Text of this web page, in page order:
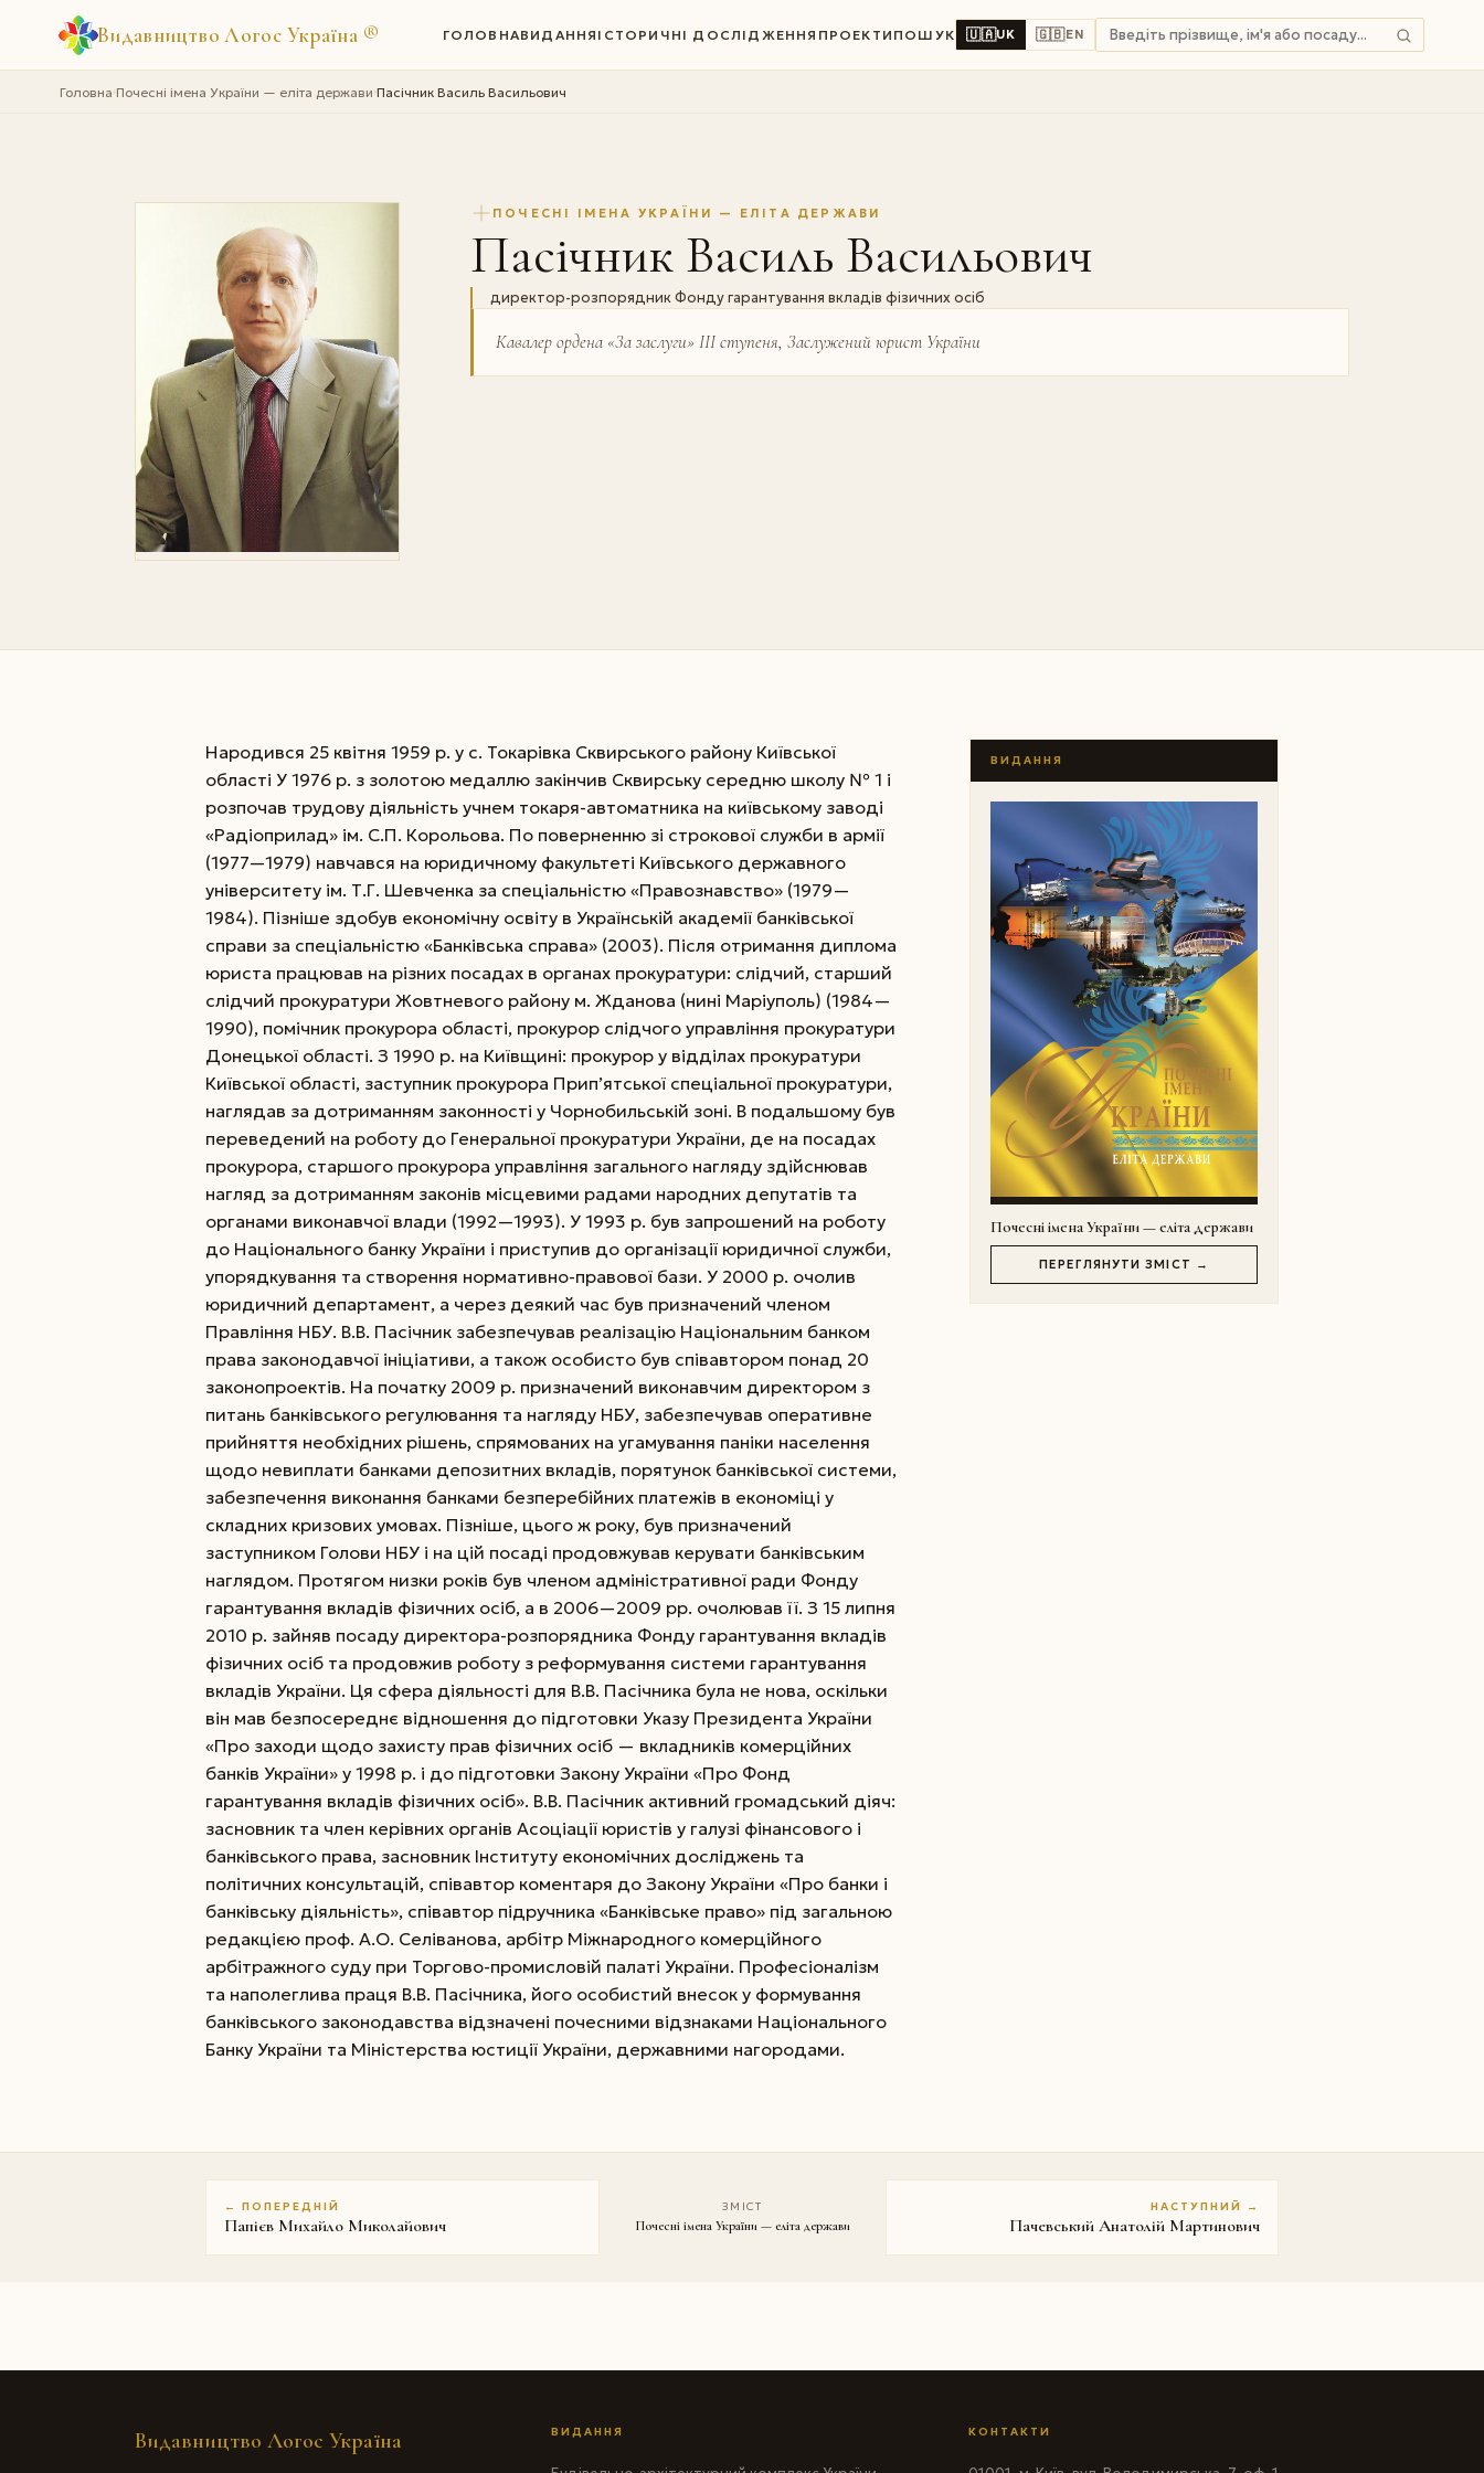
Видавництво Логос Україна ® ГОЛОВНАВИДАННЯ ІСТОРИЧНІ ДОСЛІДЖЕННЯ ПРОЕКТИ ПОШУК 🇺🇦UK 🇬🇧EN
Головна›Почесні імена України — еліта держави›Пасічник Василь Васильович
ПОЧЕСНІ ІМЕНА УКРАЇНИ — ЕЛІТА ДЕРЖАВИ
Пасічник Василь Васильович
директор-розпорядник Фонду гарантування вкладів фізичних осіб
Кавалер ордена «За заслуги» ІІІ ступеня, Заслужений юрист України
Народився 25 квітня 1959 р. у с. Токарівка Сквирського району Київської
області У 1976 р. з золотою медаллю закінчив Сквирську середню школу № 1 і
розпочав трудову діяльність учнем токаря-автоматника на київському заводі
«Радіоприлад» ім. С.П. Корольова. По поверненню зі строкової служби в армії
(1977—1979) навчався на юридичному факультеті Київського державного
університету ім. Т.Г. Шевченка за спеціальністю «Правознавство» (1979—
1984). Пізніше здобув економічну освіту в Українській академії банківської
справи за спеціальністю «Банківська справа» (2003). Після отримання диплома
юриста працював на різних посадах в органах прокуратури: слідчий, старший
слідчий прокуратури Жовтневого району м. Жданова (нині Маріуполь) (1984—
1990), помічник прокурора області, прокурор слідчого управління прокуратури
Донецької області. З 1990 р. на Київщині: прокурор у відділах прокуратури
Київської області, заступник прокурора Прип’ятської спеціальної прокуратури,
наглядав за дотриманням законності у Чорнобильській зоні. В подальшому був
переведений на роботу до Генеральної прокуратури України, де на посадах
прокурора, старшого прокурора управління загального нагляду здійснював
нагляд за дотриманням законів місцевими радами народних депутатів та
органами виконавчої влади (1992—1993). У 1993 р. був запрошений на роботу
до Національного банку України і приступив до організації юридичної служби,
упорядкування та створення нормативно-правової бази. У 2000 р. очолив
юридичний департамент, а через деякий час був призначений членом
Правління НБУ. В.В. Пасічник забезпечував реалізацію Національним банком
права законодавчої ініціативи, а також особисто був співавтором понад 20
законопроектів. На початку 2009 р. призначений виконавчим директором з
питань банківського регулювання та нагляду НБУ, забезпечував оперативне
прийняття необхідних рішень, спрямованих на угамування паніки населення
щодо невиплати банками депозитних вкладів, порятунок банківської системи,
забезпечення виконання банками безперебійних платежів в економіці у
складних кризових умовах. Пізніше, цього ж року, був призначений
заступником Голови НБУ і на цій посаді продовжував керувати банківським
наглядом. Протягом низки років був членом адміністративної ради Фонду
гарантування вкладів фізичних осіб, а в 2006—2009 рр. очолював її. З 15 липня
2010 р. зайняв посаду директора-розпорядника Фонду гарантування вкладів
фізичних осіб та продовжив роботу з реформування системи гарантування
вкладів України. Ця сфера діяльності для В.В. Пасічника була не нова, оскільки
він мав безпосереднє відношення до підготовки Указу Президента України
«Про заходи щодо захисту прав фізичних осіб — вкладників комерційних
банків України» у 1998 р. і до підготовки Закону України «Про Фонд
гарантування вкладів фізичних осіб». В.В. Пасічник активний громадський діяч:
засновник та член керівних органів Асоціації юристів у галузі фінансового і
банківського права, засновник Інституту економічних досліджень та
політичних консультацій, співавтор коментаря до Закону України «Про банки і
банківську діяльність», співавтор підручника «Банківське право» під загальною
редакцією проф. А.О. Селіванова, арбітр Міжнародного комерційного
арбітражного суду при Торгово-промисловій палаті України. Професіоналізм
та наполеглива праця В.В. Пасічника, його особистий внесок у формування
банківського законодавства відзначені почесними відзнаками Національного
Банку України та Міністерства юстиції України, державними нагородами.
ВИДАННЯ
Почесні імена України — еліта держави
ПЕРЕГЛЯНУТИ ЗМІСТ →
← ПОПЕРЕДНІЙ
Папієв Михайло Миколайович
ЗМІСТ
Почесні імена України — еліта держави
НАСТУПНИЙ →
Пачевський Анатолій Мартинович
Видавництво Логос Україна ВИДАННЯ КОНТАКТИ